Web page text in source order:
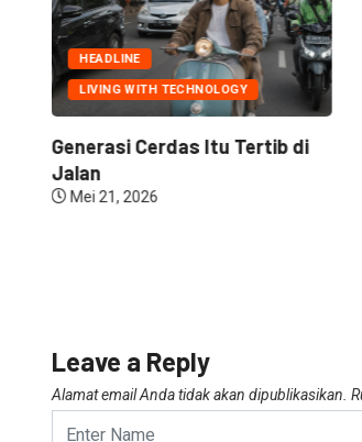
HEADLINE
LIVING WITH TECHNOLOGY
Generasi Cerdas Itu Tertib di
Jalan
Mei 21, 2026
Leave a Reply
Alamat email Anda tidak akan dipublikasikan.